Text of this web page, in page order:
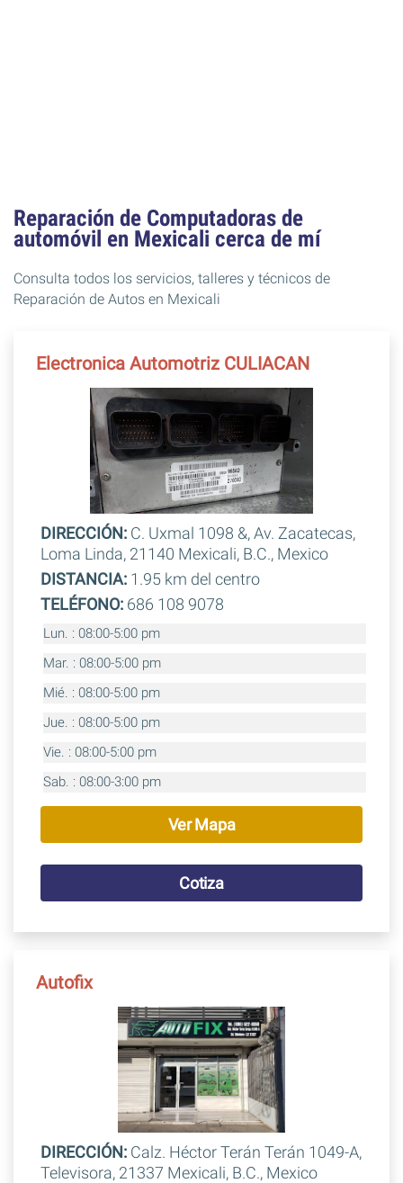
Reparación de Computadoras de
automóvil en Mexicali cerca de mí
Consulta todos los servicios, talleres y técnicos de
Reparación de Autos en Mexicali
Electronica Automotriz CULIACAN
DIRECCIÓN:C. Uxmal 1098 &, Av. Zacatecas,
Loma Linda, 21140 Mexicali, B.C., Mexico
DISTANCIA:1.95 km del centro
TELÉFONO:686 108 9078
Lun. : 08:00-5:00 pm
Mar. : 08:00-5:00 pm
Mié. : 08:00-5:00 pm
Jue. : 08:00-5:00 pm
Vie. : 08:00-5:00 pm
Sab. : 08:00-3:00 pm
Ver Mapa
Cotiza
Autofix
DIRECCIÓN:Calz. Héctor Terán Terán 1049-A,
Televisora, 21337 Mexicali, B.C., Mexico